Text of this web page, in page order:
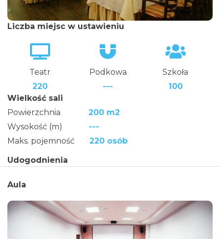
Liczba miejsc w ustawieniu
Teatr Podkowa
Szkoła
220
---
100
Wielkość sali
Powierzchnia
200 m2
Wysokość (m)
---
Maks. pojemność
220 osób
Udogodnienia
Aula